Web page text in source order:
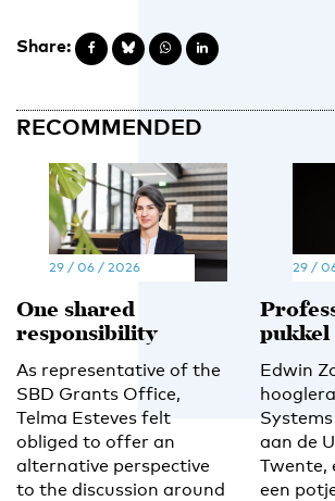
Share:
RECOMMENDED
29 / 06 / 2026
One shared
responsibility
As representative of the
SBD Grants Office,
Telma Esteves felt
obliged to offer an
alternative perspective
to the discussion around
29 /
pukkel
Edwin
aan de
Twente,
een